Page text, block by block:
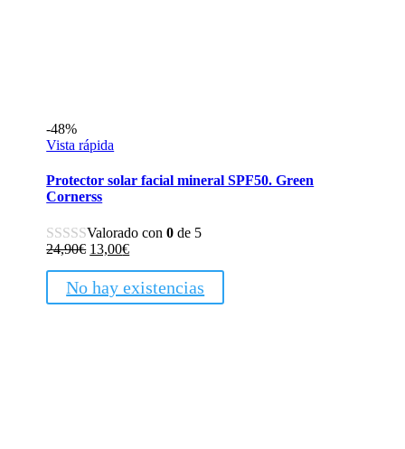
-48%
Vista rápida
Protector solar facial mineral SPF50. Green
Cornerss
Valorado con0 de 5
24,90€ El
original
era:
13,00€El
actual
es:
No hay existencias